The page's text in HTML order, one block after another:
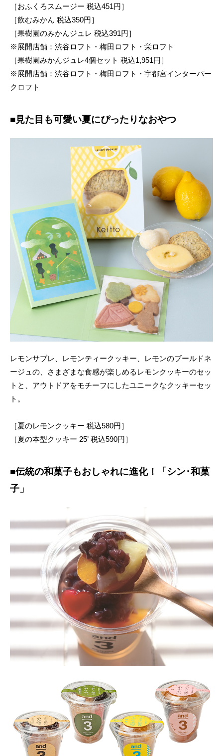
［おふくろスムージー 税込451円］
［飲むみかん 税込350円］
［果樹園のみかんジュレ 税込391円］
※展開店舗：渋谷ロフト・梅田ロフト・栄ロフト
［果樹園みかんジュレ4個セット 税込1,951円］
※展開店舗：渋谷ロフト・梅田ロフト・宇都宮インターパー
クロフト
■見た目も可愛い夏にぴったりなおやつ
レモンサブレ、レモンティークッキー、レモンのブールドネ
ージュの、さまざまな食感が楽しめるレモンクッキーのセッ
トと、アウトドアをモチーフにしたユニークなクッキーセッ
ト。
［夏のレモンクッキー 税込580円］
［夏の本型クッキー 25’ 税込590円］
■伝統の和菓子もおしゃれに進化！「シン･和菓
子」